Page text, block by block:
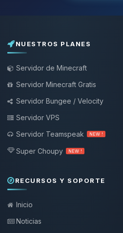
NUESTROS PLANES
Servidor de Minecraft
Servidor Minecraft Gratis
Servidor Bungee / Velocity
Servidor VPS
Servidor Teamspeak
NEW !
Super Choupy NEW !
RECURSOS Y SOPORTE
Inicio
Noticias